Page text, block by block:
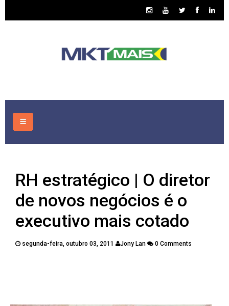
CONSULTORIA
ASSUNTOS
PUBLICAÇÕES
RH estratégico | O diretor
de novos negócios é o
executivo mais cotado
segunda-feira, outubro 03, 2011 Jony Lan 0 Comments